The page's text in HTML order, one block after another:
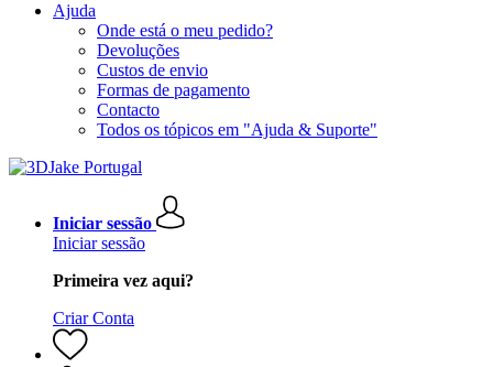
Ajuda
Onde está o meu pedido?
Devoluções
Custos de envio
Formas de pagamento
Contacto
Todos os tópicos em "Ajuda & Suporte"
Iniciar sessão
Iniciar sessão
Primeira vez aqui?
Criar Conta